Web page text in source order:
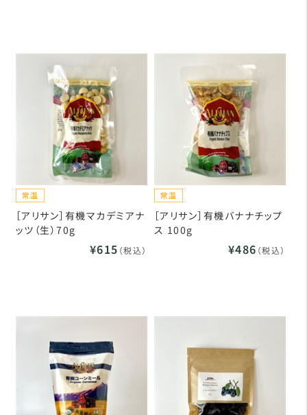
［アリサン］有機マカデミアナ
ッツ（生）70g
¥615 （税込）
［アリサン］有機バナナチップ
ス 100g
¥486 （税込）